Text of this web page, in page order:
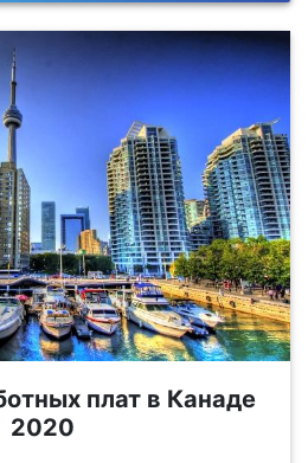
плат в Канаде
2020